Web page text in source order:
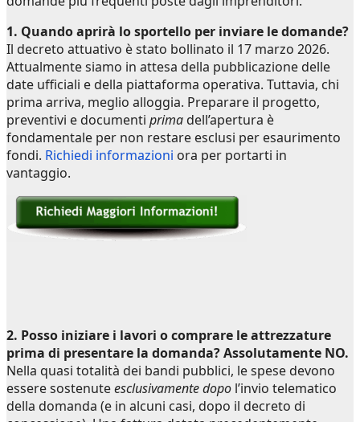
1. Quando aprirà lo sportello per inviare le domande?
Il decreto attuativo è stato bollinato il 17 marzo 2026.
Attualmente siamo in attesa della pubblicazione delle
date ufficiali e della piattaforma operativa. Tuttavia, chi
prima arriva, meglio alloggia. Preparare il progetto,
preventivi e documenti primadell’apertura è
fondamentale per non restare esclusi per esaurimento
fondi. Richiedi informazioni ora per portarti in
vantaggio.
2. Posso iniziare i lavori o comprare le attrezzature
prima di presentare la domanda?Assolutamente NO.
Nella quasi totalità dei bandi pubblici, le spese devono
essere sostenuteesclusivamente dopo l’invio telematico
della domanda (e in alcuni casi, dopo il decreto di